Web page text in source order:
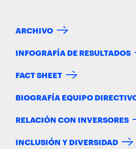
ARCHIVO
INFOGRAFÍA DE RESULTADOS
FACT SHEET
BIOGRAFÍA EQUIPO
RELACIÓN CON INVERSORES
INCLUSIÓN Y DIVERSIDAD